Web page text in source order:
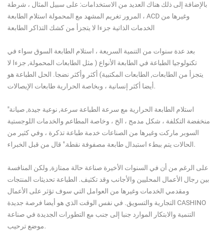
بالإضافة إلى ذلك هناك العديد من الاستخدامات: على سبيل المثال ، شرطة
المرور تغريم المشهد مع المحمولة استلام الطابعة ، ACD وغيرها من
الخدمات الذاتية جزءا لا يتجزأ من كشك التذاكر الطابعة
بعد عدة سنوات من التنمية السريعة ، استلام الطابعة السوق سواء في
تكنولوجيا الطباعة في الطابعة الأنواع ( مثل الطابعات المحمولة, جزءا لا
يتجزأ من الطابعات, الطابعات المكتبية) أكثر وأكثر نضجا. الحل الطباعة هو
أيضا أكثر إنسانية ، وبخاصة الحرارية طابعات الإيصالات.
"استلام الطابعة الحرارية مع سرعة الطباعة سرعة, نوعية جيدة, صيانة
منخفضة التكلفة ، شكل مدمج ، الخ ، وخاصة المطاعم والخدمات اللوجستية
السوبر ماركت وغيرها من الصناعات خدمة طباعة تذكرة ، وفي كثير من
الحالات يتم ببطء استبدال طابعة مصفوفة نقطة." قال من قبل الخبراء.
على الرغم من أن في السنوات الأخيرة صناعة حالة ممتازة, ولكن المنافسة
بين رجال الأعمال المحليين والأجانب وقد تكثيف. الطباعة تحديثات المنتجات
ومقدمي الخدمات وغيرها من العوامل التي سوف تؤثر على الأعمال
التجارية والتسويق. في نفس الوقت الذي هو أيضا فرصة جديدة CASHINO
التنمية والابتكار الموارد جنبا إلى جنب مع التطورات الجديدة في صناعة
موضع ترحيب.